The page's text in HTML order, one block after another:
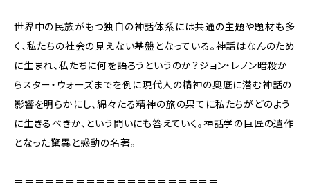
世界中の民族がもつ独自の神話体系には共通の主題や題材も多
く、私たちの社会の見えない基盤となっている。神話はなんのため
に生まれ、私たちに何を語ろうというのか？ジョン・レノン暗殺か
らスター・ウォーズまでを例に現代人の精神の奥底に潜む神話の
影響を明らかにし、綿々たる精神の旅の果てに私たちがどのよう
に生きるべきか、という問いにも答えていく。神話学の巨匠の遺作
となった驚異と感動の名著。
＝＝＝＝＝＝＝＝＝＝＝＝＝＝＝＝＝＝＝＝